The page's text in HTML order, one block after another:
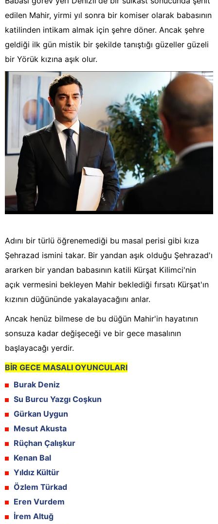
edilen Mahir, yirmi yıl sonra bir komiser olarak babasının
katilinden intikam almak için şehre döner. Ancak şehre
geldiği ilk gün mistik bir şekilde tanıştığı güzeller güzeli
bir Yörük kızına aşık olur.
Adını bir türlü öğrenemediği bu masal perisi gibi kıza
Şehrazad ismini takar. Bir yandan aşık olduğu Şehrazad'ı
ararken bir yandan babasının katili Kürşat Kilimci'nin
açık vermesini bekleyen Mahir beklediği fırsatı Kürşat'ın
kızının düğününde yakalayacağını anlar.
Ancak henüz bilmese de bu düğün Mahir'in hayatının
sonsuza kadar değişeceği ve bir gece masalının
başlayacağı yerdir.
BİR GECE MASALI OYUNCULARI
Burak Deniz
Su Burcu Yazgı Coşkun
Gürkan Uygun
Mesut Akusta
Rüçhan Çalışkur
Kenan Bal
Yıldız Kültür
Özlem Türkad
Eren Vurdem
İrem Altuğ